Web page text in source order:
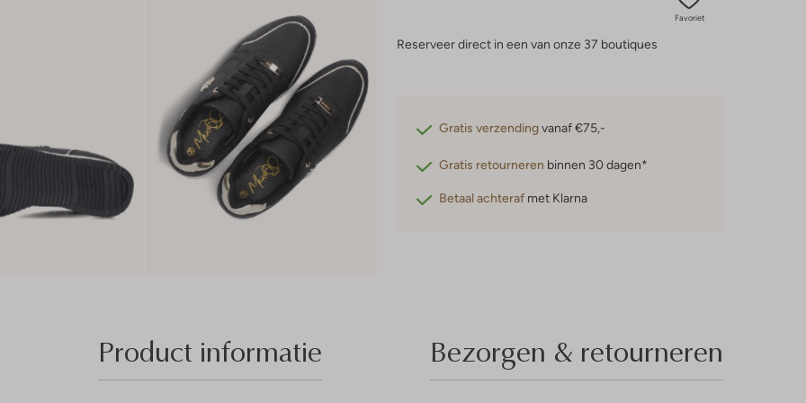
Favoriet
Reserveer direct in een van onze 37 boutiques
Gratis verzendingvanaf €75,-
Gratis retourneren binnen 30 dagen*
Betaal achteraf met Klarna
Product informatie Bezorgen & retourneren